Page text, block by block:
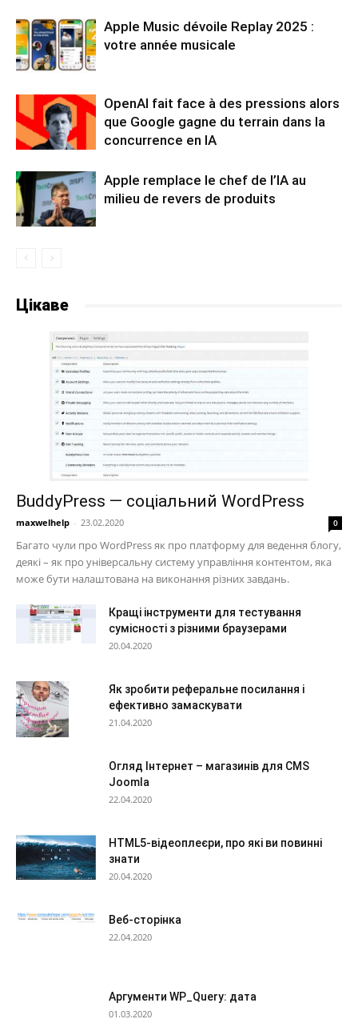
Apple Music dévoile Replay 2025 :
votre année musicale
OpenAI fait face à des pressions alors
que Google gagne du terrain dans la
concurrence en IA
Apple remplace le chef de l’IA au
milieu de revers de produits
Цікаве
BuddyPress — соціальний WordPress
maxwelhelp - 23.02.2020 0
Багато чули про WordPress як про платформу для ведення блогу,
деякі – як про універсальну систему управління контентом, яка
може бути налаштована на виконання різних завдань.
Кращі інструменти для тестування
сумісності з різними браузерами
20.04.2020
Як зробити реферальне посилання і
ефективно замаскувати
21.04.2020
Огляд Інтернет – магазинів для CMS
Joomla
22.04.2020
HTML5-відеоплеєри, про які ви повинні
знати
20.04.2020
Веб-сторінка
22.04.2020
Аргументи WP_Query: дата
01.03.2020